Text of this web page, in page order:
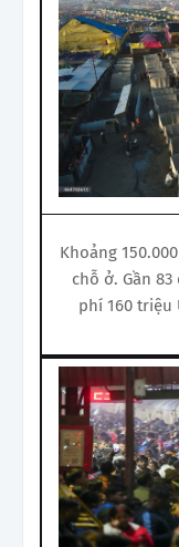
Khoảng
chỗ ở. Gần
phí 160 triệu